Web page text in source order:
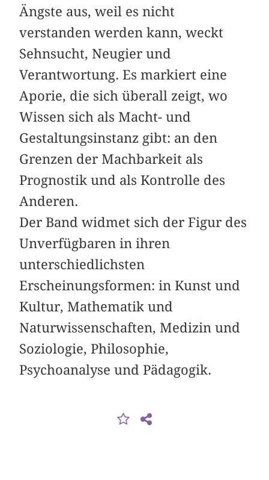
Ängste aus, weil es nicht
verstanden werden kann, weckt
Sehnsucht, Neugier und
Verantwortung. Es markiert eine
Aporie, die sich überall zeigt, wo
Wissen sich als Macht- und
Gestaltungsinstanz gibt: an den
Grenzen der Machbarkeit als
Prognostik und als Kontrolle des
Anderen.
Der Band widmet sich der Figur des
Unverfügbaren in ihren
unterschiedlichsten
Erscheinungsformen: in Kunst und
Kultur, Mathematik und
Naturwissenschaften, Medizin und
Soziologie, Philosophie,
Psychoanalyse und Pädagogik.